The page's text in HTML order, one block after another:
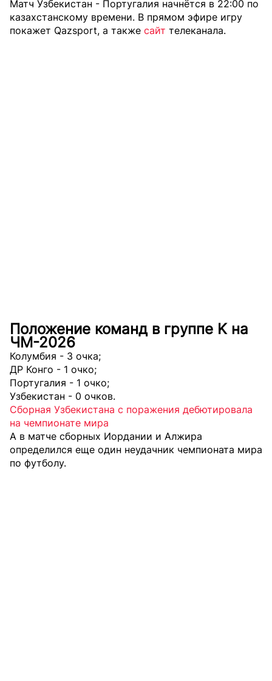
Матч Узбекистан - Португалия начнётся в 22:00 по
казахстанскому времени. В прямом эфире игру
покажет Qazsport, а также сайт телеканала.
Положение команд в группе K на
ЧМ-2026
Колумбия - 3 очка;
ДР Конго - 1 очко;
Португалия - 1 очко;
Узбекистан - 0 очков.
Сборная Узбекистана с поражения дебютировала
на чемпионате мира
А в матче сборных Иордании и Алжира
определился еще один неудачник чемпионата мира
по футболу.